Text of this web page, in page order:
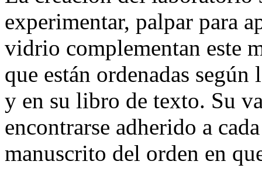
experimentar, palpar para
vidrio complementan este
que están ordenadas
y en su libro de texto. Su
encontrarse adherido a
manuscrito del orden en